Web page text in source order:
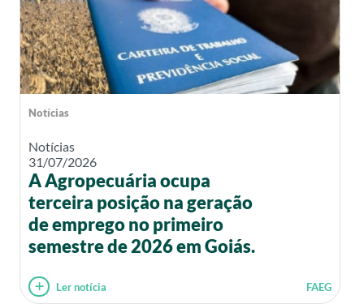
Notícias
Notícias
31/07/2026
A Agropecuária ocupa
terceira posição na geração
de emprego no primeiro
semestre de 2026 em Goiás.
Ler notícia FAEG